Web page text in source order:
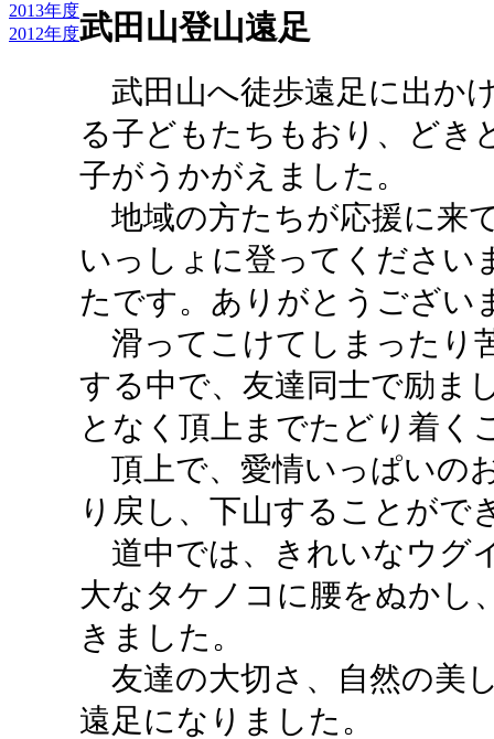
2013年度
2012年度武田山登山遠足
武田山へ徒歩遠足に出か
る子どもたちもおり、どき
子がうかがえました。
地域の方たちが応援に来
いっしょに登ってください
たです。ありがとうござい
滑ってこけてしまったり
する中で、友達同士で励ま
となく頂上までたどり着く
頂上で、愛情いっぱいの
り戻し、下山することがで
道中では、きれいなウグ
大なタケノコに腰をぬかし
きました。
友達の大切さ、自然の美
遠足になりました。